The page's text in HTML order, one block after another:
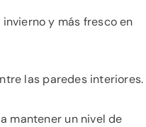
y más fresco en
las paredes interiores.
mantener un nivel de